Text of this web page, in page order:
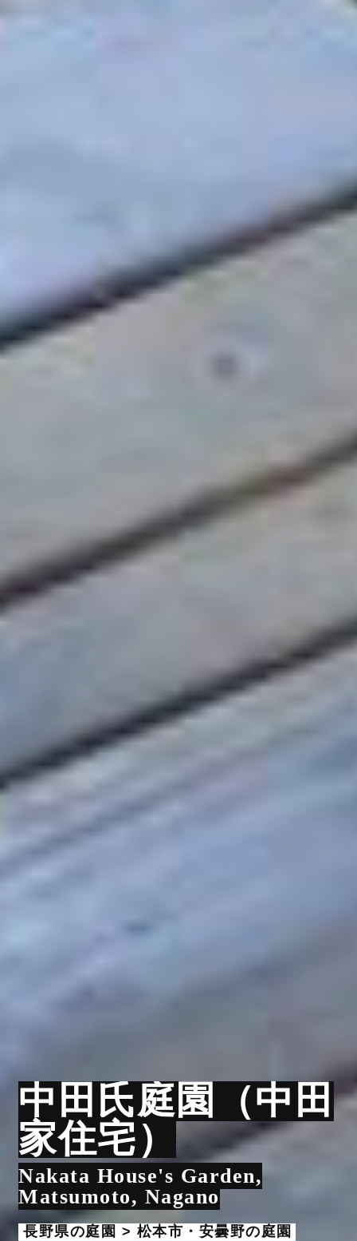
中田氏庭園（中田
家住宅）
Nakata House's Garden,
Matsumoto, Nagano
長野県の庭園 > 松本市・安曇野の庭園